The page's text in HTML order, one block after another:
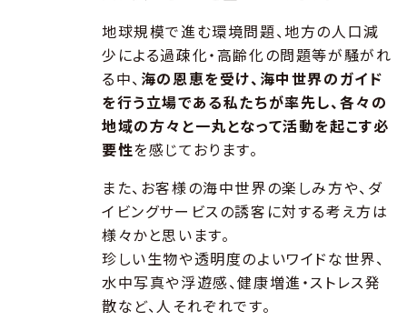
地球規模で進む環境問題、地方の人口減
少による過疎化・高齢化の問題等が騒がれ
る中、 海の恩恵を受け、海中世界のガイド
を行う立場である私たちが率先し、各々の
地域の方々と一丸となって活動を起こす必
要性を感じております。
また、お客様の海中世界の楽しみ方や、ダ
イビングサービスの誘客に対する考え方は
様々かと思います。
珍しい生物や透明度のよいワイドな世界、
水中写真や浮遊感、健康増進・ストレス発
散など、人それぞれです。